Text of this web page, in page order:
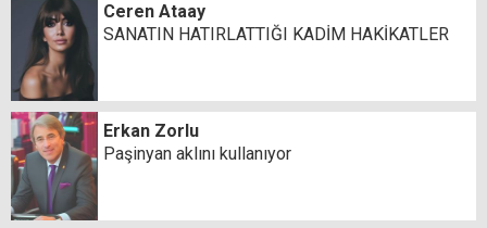
Ceren Ataay
SANATIN HATIRLATTIĞI KADİM HAKİKATLER
Erkan Zorlu
Paşinyan aklını kullanıyor